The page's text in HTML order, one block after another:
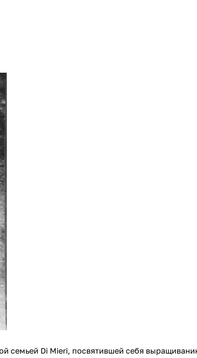
семьей Di Mieri, посвятившей себя